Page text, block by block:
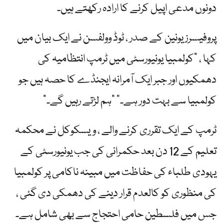
دونوں مدعی اپیل کرنے کا ارادہ رکھتے ہیں۔
پروفیسرز یونین کے صدر ، ٹوڈ وولفسن نے ایک بیان میں
کہا ، "کولمبیا یونیورسٹی میں ٹرمپ انتظامیہ کی
دھمکیوں اور جبر ایک آمرانہ ایجنڈے کا حصہ ہیں جو
کولمبیا سے بہت دور ہے۔” "ہم لڑتے رہیں گے۔”
ٹرمپ کے ایک تقرری کرنے والے ، ویسکوکل نے محکمہ
تعلیم کے 12 دن بعد حکمرانی کی جب یونیورسٹی کے
یہودی طلباء کی حفاظت میں مبینہ ناکامی پر کولمبیا
کی منظوری کو کالعدم قرار دینے کی دھمکی دی گئی ،
جس میں فلسطین حامی احتجاج سے بھی شامل ہے۔